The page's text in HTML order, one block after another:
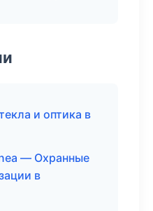
и оптика в
— Охранные
в